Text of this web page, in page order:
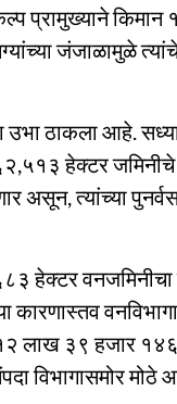
प्रामुख्याने किमान
जंजाळामुळे
उभा ठाकला आहे.
हेक्टर जमिनीचे
असून, त्यांच्या
हेक्टर
लाख ३९ हजार
विभागासमोर